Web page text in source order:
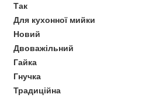
Так
Для кухонної мийки
Новий
Двоважільний
Гайка
Гнучка
Традиційна